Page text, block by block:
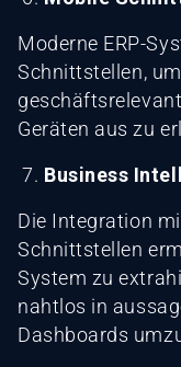
Moderne ERP-
Schnittstellen,
Geräten aus zu
Business
Die Integration
Schnittstellen
System zu
nahtlos in
Dashboards